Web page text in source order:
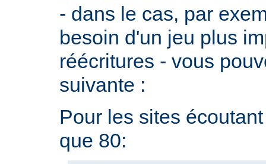
- dans le cas, par
besoin d'un jeu plus
réécritures - vous
suivante :
Pour les sites
que 80: